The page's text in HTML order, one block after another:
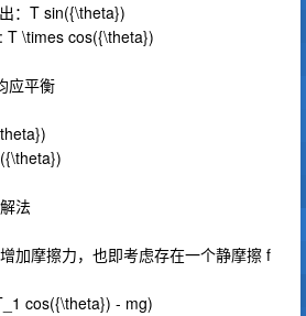
：T sin({\theta})
T \times cos({\theta})
应平衡
法
加摩擦力，也即考虑存在一个静摩擦 f
cos({\theta}) - mg)